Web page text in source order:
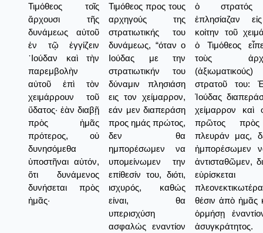
Τιμόθεος τοῖς
ἄρχουσι τῆς
δυνάμεως αὐτοῦ
ἐν τῷ ἐγγίζειν
᾿Ιούδαν καὶ τὴν
παρεμβολὴν
αὐτοῦ ἐπὶ τὸν
χειμάρρουν τοῦ
ὕδατος· ἐὰν διαβῇ
πρὸς ἡμᾶς
πρότερος, οὐ
δυνησόμεθα
ὑποστῆναι αὐτόν,
ὅτι δυνάμενος
δυνήσεται πρὸς
ἡμᾶς·
Τιμόθεος προς τους
αρχηγούς της
στρατιωτικής του
δυνάμεως, “όταν ο
Ιούδας με την
στρατιωτικήν του
δύναμιν πλησιάση
εις τον χείμαρρον,
εάν μεν διαπεράση
προς ημάς πρώτος,
δεν θα
ημπορέσωμεν να
υπομείνωμεν την
επίθεσίν του, διότι,
ισχυρός, καθώς
είναι, θα
υπερισχύση
ασφαλώς εναντίον
ὁ στρατός
ἐπλησίαζαν
κοίτην τοῦ
ὁ Τιμόθεος
τοὺς
στρατοῦ του:
Ἰούδας
χείμαρρον καὶ
πρῶτος
πλευράν μας,
ἠμπορέσωμεν
ἀντισταθῶμεν,
θέσιν ἀπὸ ἡμᾶς
ὁρμήσῃ
ἀσυγκράτητος.